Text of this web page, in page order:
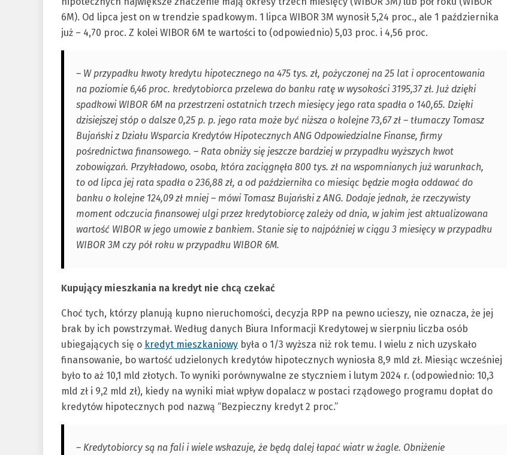
6M). Od lipca jest on w trendzie spadkowym. 1 lipca WIBOR 3M wynosił 5,24 proc., ale 1 października
już – 4,70 proc. Z kolei WIBOR 6M te wartości to (odpowiednio) 5,03 proc. i 4,56 proc.
– W przypadku kwoty kredytu hipotecznego na 475 tys. zł, pożyczonej na 25 lat i oprocentowania
na poziomie 6,46 proc. kredytobiorca przelewa do banku ratę w wysokości 3195,37 zł. Już dzięki
spadkowi WIBOR 6M na przestrzeni ostatnich trzech miesięcy jego rata spadła o 140,65. Dzięki
dzisiejszej stóp o dalsze 0,25 p. p. jego rata może być niższa o kolejne 73,67 zł – tłumaczy Tomasz
Bujański z Działu Wsparcia Kredytów Hipotecznych ANG Odpowiedzialne Finanse, firmy
pośrednictwa finansowego. – Rata obniży się jeszcze bardziej w przypadku wyższych kwot
zobowiązań. Przykładowo, osoba, która zaciągnęła 800 tys. zł na wspomnianych już warunkach,
to od lipca jej rata spadła o 236,88 zł, a od października co miesiąc będzie mogła oddawać do
banku o kolejne 124,09 zł mniej – mówi Tomasz Bujański z ANG. Dodaje jednak, że rzeczywisty
moment odczucia finansowej ulgi przez kredytobiorcę zależy od dnia, w jakim jest aktualizowana
wartość WIBOR w jego umowie z bankiem. Stanie się to najpóźniej w ciągu 3 miesięcy w przypadku
WIBOR 3M czy pół roku w przypadku WIBOR 6M.
Kupujący mieszkania na kredyt nie chcą czekać
Choć tych, którzy planują kupno nieruchomości, decyzja RPP na pewno ucieszy, nie oznacza, że jej
brak by ich powstrzymał. Według danych Biura Informacji Kredytowej w sierpniu liczba osób
ubiegających się o kredyt mieszkaniowy była o 1/3 wyższa niż rok temu. I wielu z nich uzyskało
finansowanie, bo wartość udzielonych kredytów hipotecznych wyniosła 8,9 mld zł. Miesiąc wcześniej
było to aż 10,1 mld złotych. To wyniki porównywalne ze styczniem i lutym 2024 r. (odpowiednio: 10,3
mld zł i 9,2 mld zł), kiedy na wyniki miał wpływ dopalacz w postaci rządowego programu dopłat do
kredytów hipotecznych pod nazwą “Bezpieczny kredyt 2 proc.”
– Kredytobiorcy są na fali i wiele wskazuje, że będą dalej łapać wiatr w żagle. Obniżenie